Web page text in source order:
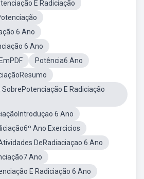
E Radiciação
6 Ano
6 Ano
Potência6 Ano
E Radiciação
6 Ano
Ano Exercicios
DeRadiaciaçao 6 Ano
Ano
E Radiciação 6 Ano